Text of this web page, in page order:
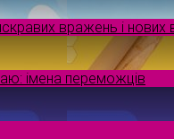
вражень і нових
імена переможців